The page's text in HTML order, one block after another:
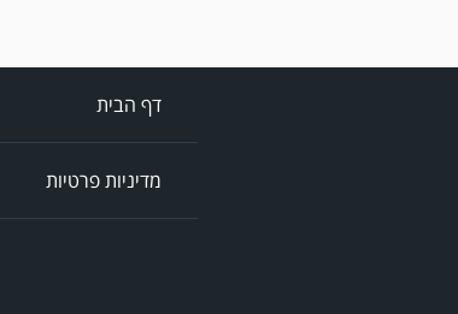
דף הבית
מדיניות פרטיות